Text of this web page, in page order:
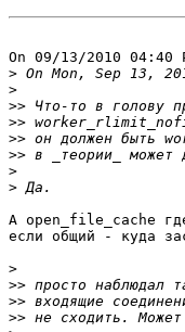
On 09/13/2010 04:40
>
>
>>
>>
>>
>>
>
>
А open_file_cache
если общий - куда
>
>>
>>
>>